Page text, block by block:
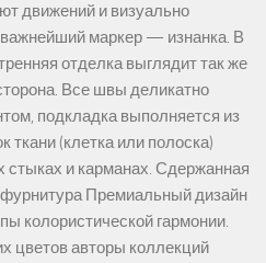
движений и визуально
маркер — изнанка. В
отделка выглядит так же
Все швы деликатно
подкладка выполняется из
(клетка или полоска)
стыках и карманах. Сдержанная
Премиальный дизайн
колористической гармонии.
цветов авторы коллекций